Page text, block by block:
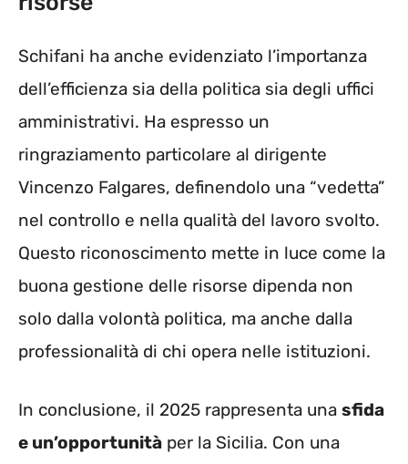
Schifani ha anche evidenziato l’importanza
dell’efficienza sia della politica sia degli uffici
amministrativi. Ha espresso un
ringraziamento particolare al dirigente
Vincenzo Falgares, definendolo una “vedetta”
nel controllo e nella qualità del lavoro svolto.
Questo riconoscimento mette in luce come la
buona gestione delle risorse dipenda non
solo dalla volontà politica, ma anche dalla
professionalità di chi opera nelle istituzioni.
In conclusione, il 2025 rappresenta una sfida
e un’opportunità per la Sicilia. Con una